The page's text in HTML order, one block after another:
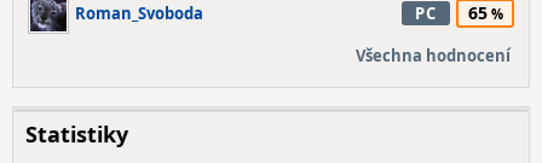
Roman_Svoboda PC 65
Všechna hodnocení
Statistiky